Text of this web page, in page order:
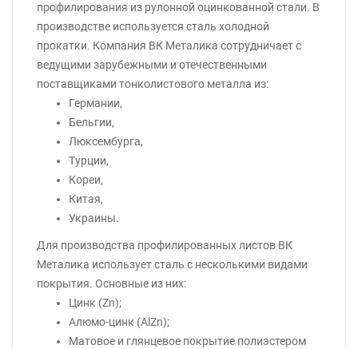
профилирования из рулонной оцинкованной стали. В
производстве используется сталь холодной
прокатки. Компания ВК Металика сотрудничает с
ведущими зарубежными и отечественными
поставщиками тонколистового металла из:
Германии,
Бельгии,
Люксембурга,
Турции,
Кореи,
Китая,
Украины.
Для производства профилированных листов ВК
Металика использует сталь с несколькими видами
покрытия. Основные из них:
Цинк (Zn);
Алюмо-цинк (AlZn);
Матовое и глянцевое покрытие полиэстером